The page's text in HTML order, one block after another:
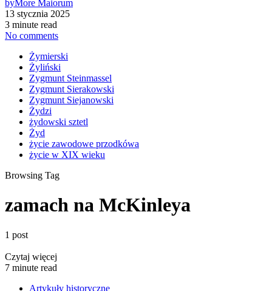
byMore Maiorum
13 stycznia 2025
3 minute read
No comments
Żymierski
Żyliński
Zygmunt Steinmassel
Zygmunt Sierakowski
Zygmunt Siejanowski
Żydzi
żydowski sztetl
Żyd
życie zawodowe przodkówa
życie w XIX wieku
Browsing Tag
zamach na McKinleya
1 post
Czytaj więcej
7 minute read
Artykuły historyczne